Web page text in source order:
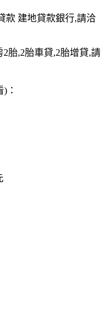
款 建地貸款銀行,請洽
胎,2胎車貸,2胎增貸,請
：